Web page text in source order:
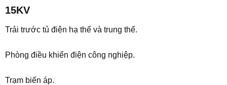
15KV
Trải trước tủ điện hạ thế và trung thế.
Phòng điều khiển điện công nghiệp.
Trạm biến áp.